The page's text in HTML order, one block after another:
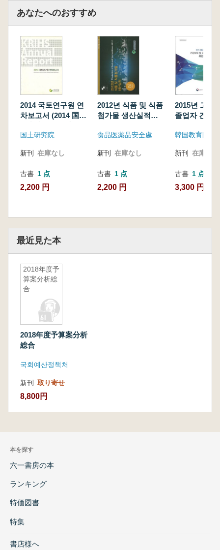
あなたへのおすすめ
2014 국토연구원 연
차보고서 (2014 国土
国土研究院
新刊 在庫なし
古書 1 点
2,200 円
2012년 식품 및 식품
첨가물 생산실적
品添加物生産実績)
食品医薬品安全處
新刊 在庫なし
古書 1 点
2,200 円
2015년 고등
졸업자 건강
계연보 (2015
び国勢DB連
韓国教育開発
新刊 在庫なし
古書 1 点
3,300 円
最近見た本
2018年度予
算案分析総
合
2018年度予算案分析
総合
국회예산정책처
新刊 取り寄せ
8,800円
本を探す
六一書房の本
ランキング
特価図書
特集
書店様へ